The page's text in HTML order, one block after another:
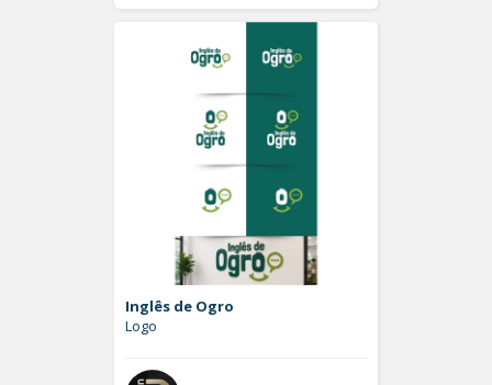
Inglês de Ogro
Logo